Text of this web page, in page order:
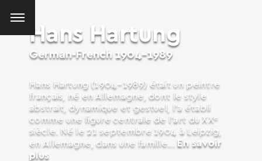
Hans Hartung
German-French 1904-1989
Hans Hartung (1904–1989) était un peintre
français, né en Allemagne, dont le style
abstrait, dynamique et gestuel, l’a établi
comme une figure centrale de l’art du XXᵉ
siècle. Né le 21 septembre 1904 à Leipzig,
en Allemagne, dans une famille...En savoir
plus